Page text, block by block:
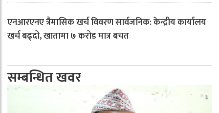
एनआरएनए त्रैमासिक खर्च विवरण सार्वजनिक: केन्द्रीय कार्यालय
खर्च बढ्दो, खातामा ७ करोड मात्र बचत
सम्बन्धित खवर